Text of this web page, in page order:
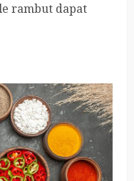
rambut dapat